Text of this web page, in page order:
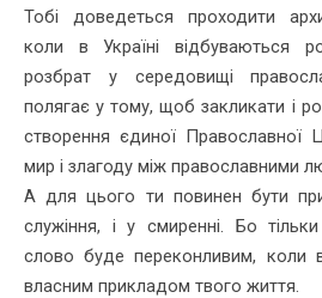
Тобі доведеться проходити
коли в Україні відбуваються
розбрат у середовищі
полягає у тому, щоб закликати і
створення єдиної Православної
мир і злагоду між православними
А для цього ти повинен бути
служіння, і у смиренні. Бо
слово буде переконливим, коли
власним прикладом твого життя.